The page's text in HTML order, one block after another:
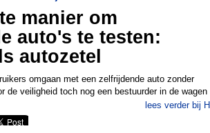
Profiteer nog van augustus, want
volgens complotdenkers is het hierna
gedaan»
manier om
auto's te testen:
autozetel
omgaan met een zelfrijdende auto zonder
de veiligheid toch nog een bestuurder in de wagen
lees verder bij